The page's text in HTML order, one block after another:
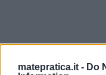
matepratica.it - Do